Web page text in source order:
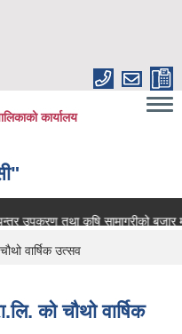
कार्यालय
तथा कृषि सामाग्रीको बजार
वार्षिक उत्सव
को चौथो वार्षिक